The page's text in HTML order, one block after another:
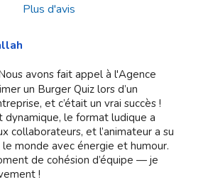
Plus d'avis
avons fait appel à l'Agence
un Burger Quiz lors d’un
et c’était un vrai succès !
dynamique, le format ludique a
collaborateurs, et l’animateur a su
monde avec énergie et humour.
de cohésion d’équipe — je
!